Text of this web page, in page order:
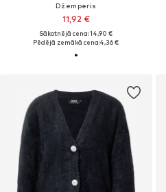
Džemperis
11,92 €
Sākotnējā cena: 14,90 €
Pēdējā zemākā cena:4,36 €